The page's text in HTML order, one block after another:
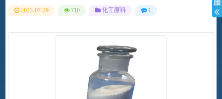
2023-07-29 710 化工原料 1